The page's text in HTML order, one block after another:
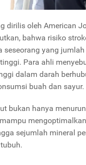
dirilis oleh American
bahwa risiko
seseorang yang
Para ahli
dalam darah
buah dan sayur.
bukan hanya
sejumlah mineral